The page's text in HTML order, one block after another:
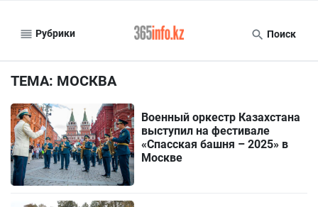
Рубрики Поиск
ТЕМА: МОСКВА
Военный оркестр Казахстана
выступил на фестивале
«Спасская башня – 2025» в
Москве